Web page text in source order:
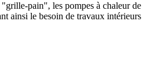
pain", les pompes à chaleur de
ainsi le besoin de travaux intérieurs